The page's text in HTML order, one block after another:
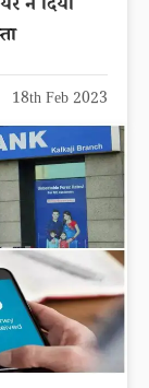
ने दिया
18th Feb 2023